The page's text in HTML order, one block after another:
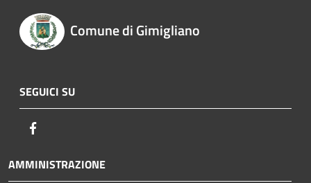
Comune di Gimigliano
SEGUICI SU
AMMINISTRAZIONE